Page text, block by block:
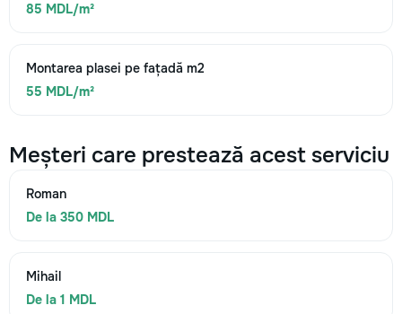
85 MDL/m²
Montarea plasei pe fațadă m2
55 MDL/m²
Meșteri care prestează acest serviciu
Roman
De la 350 MDL
Mihail
De la 1 MDL